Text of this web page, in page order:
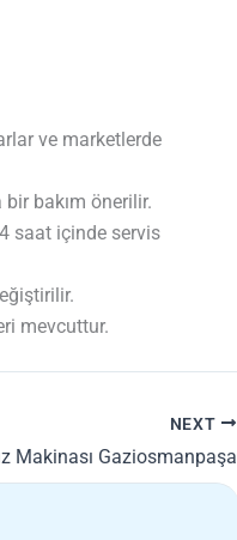
ve marketlerde
bakım önerilir.
saat içinde servis
mevcuttur.
NEXT
Makinası Gaziosmanpaşa